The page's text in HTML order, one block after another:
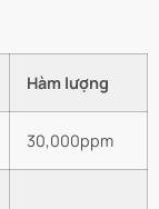
Hàm lượng
30,000ppm